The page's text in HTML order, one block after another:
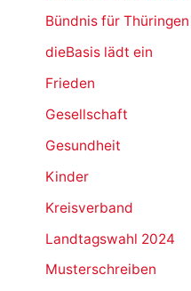
Bündnis für Thüringen
dieBasis lädt ein
Frieden
Gesellschaft
Gesundheit
Kinder
Kreisverband
Landtagswahl 2024
Musterschreiben